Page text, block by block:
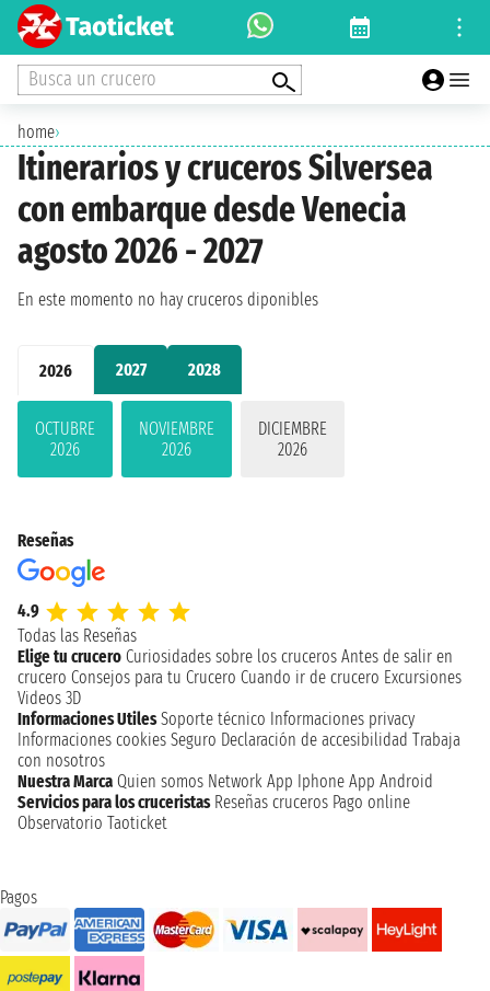
Busca un crucero
home›
Itinerarios y cruceros Silversea
con embarque desde Venecia
agosto 2026 - 2027
2026 2027 2028
OCTUBRE
2026
NOVIEMBRE
2026
DICIEMBRE
2026
En este momento no hay cruceros diponibles
Reseñas
4.9
Todas las Reseñas
Elige tu crucero Curiosidades sobre los cruceros Antes de salir en
crucero Consejos para tu Crucero Cuando ir de crucero Excursiones
Videos 3D
Informaciones Utiles Soporte técnico Informaciones privacy
Informaciones cookies Seguro Declaración de accesibilidad Trabaja
con nosotros
Nuestra Marca Quien somos Network App Iphone App Android
Servicios para los cruceristas Reseñas cruceros Pago online
Observatorio Taoticket
Pagos